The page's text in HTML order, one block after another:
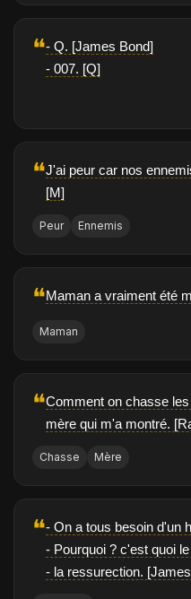
❝- Q. [James Bond]
- 007. [Q]
❝J'ai peur car nos
[M]
Peur Ennemis
❝Maman a vraiment été
Maman
❝Comment on chasse
mère qui m'a montré.
Chasse Mère
❝- On a tous besoin d'un
- Pourquoi ? c'est quoi
- la ressurection.